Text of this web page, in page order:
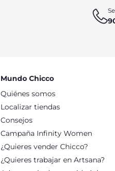
Mundo Chicco
Quiénes somos
Localizar tiendas
Consejos
Campaña Infinity Women
¿Quieres vender Chicco?
¿Quieres trabajar en Artsana?